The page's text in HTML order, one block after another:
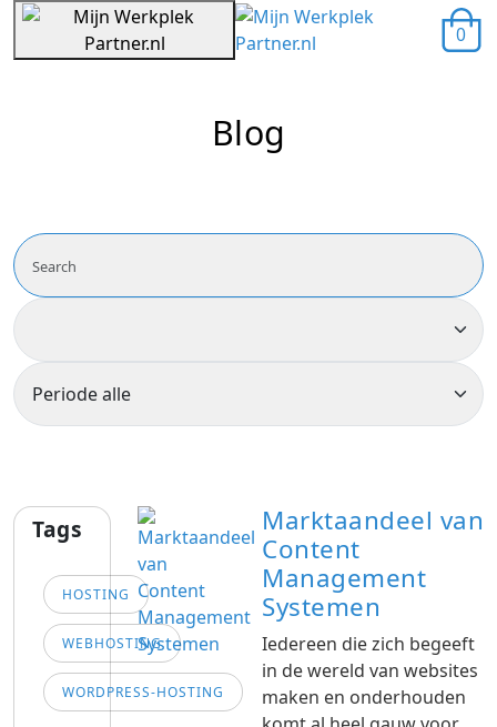
0
Blog
Tags
HOSTING
WEBHOSTING
WORDPRESS-HOSTING
Marktaandeel van
Content
Management
Systemen
Iedereen die zich begeeft
in de wereld van websites
maken en onderhouden